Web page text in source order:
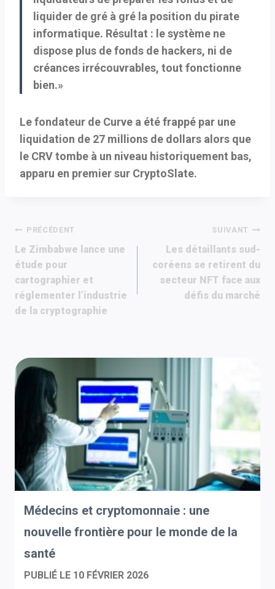
liquider de gré à gré la position du pirate
informatique. Résultat : le système ne
dispose plus de fonds de hackers, ni de
créances irrécouvrables, tout fonctionne
bien.»
Le fondateur de Curve a été frappé par une
liquidation de 27 millions de dollars alors que
le CRV tombe à un niveau historiquement bas,
apparu en premier sur CryptoSlate.
Navigation
de
l’article
PRÉCÉDENT
Le Zimbabwe lance une
étude pour
cartographier et
réglementer l’industrie
de la cryptographie
SUIVANT
Les détaillants sud-
coréens se retirent du
secteur NFT face aux
défis du marché
Médecins et cryptomonnaie : une
nouvelle frontière pour le monde de la
santé
PUBLIÉ LE 10 FÉVRIER 2026